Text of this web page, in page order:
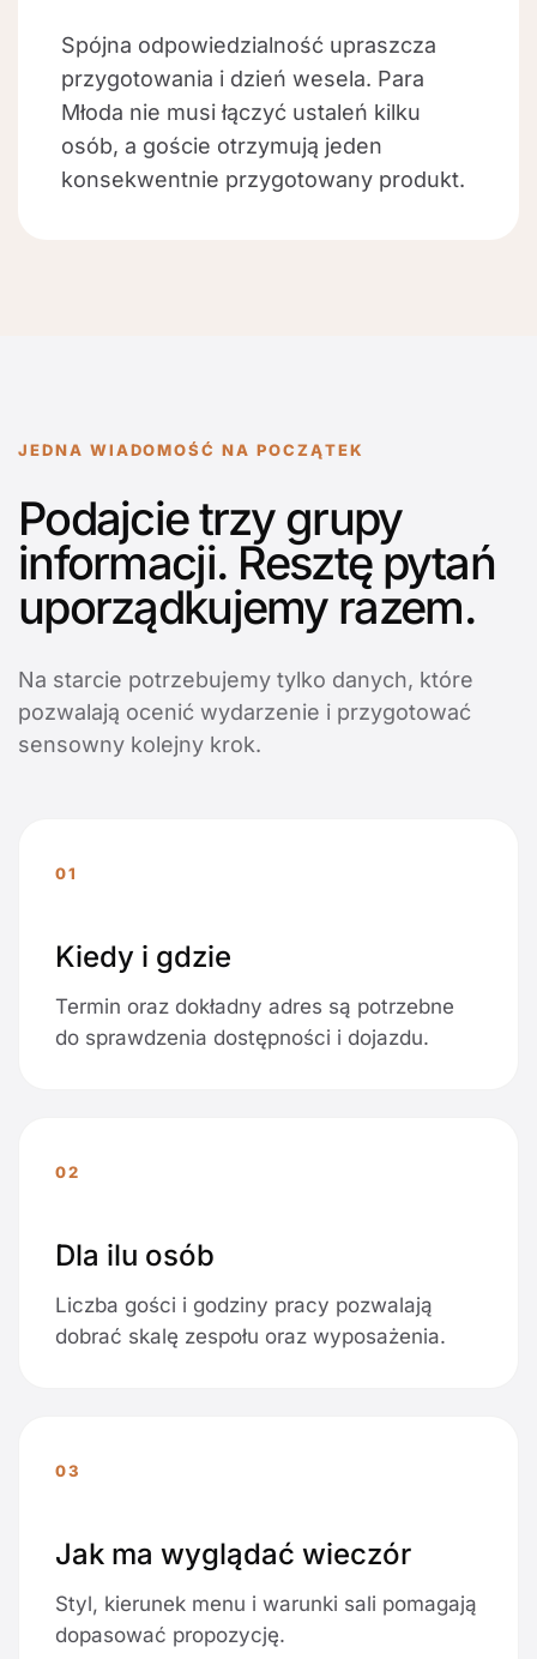
Spójna odpowiedzialność upraszcza
przygotowania i dzień wesela. Para
Młoda nie musi łączyć ustaleń kilku
osób, a goście otrzymują jeden
konsekwentnie przygotowany produkt.
JEDNA WIADOMOŚĆ NA POCZĄTEK
Podajcie trzy grupy
informacji. Resztę pytań
uporządkujemy razem.
Na starcie potrzebujemy tylko danych, które
pozwalają ocenić wydarzenie i przygotować
sensowny kolejny krok.
01
Kiedy i gdzie
Termin oraz dokładny adres są potrzebne
do sprawdzenia dostępności i dojazdu.
02
Dla ilu osób
Liczba gości i godziny pracy pozwalają
dobrać skalę zespołu oraz wyposażenia.
03
Jak ma wyglądać wieczór
Styl, kierunek menu i warunki sali pomagają
dopasować propozycję.